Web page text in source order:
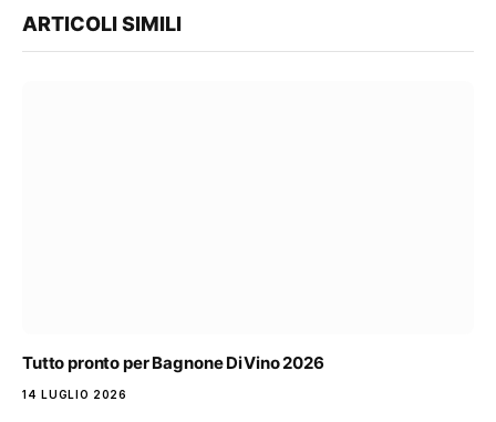
ARTICOLI SIMILI
Tutto pronto per Bagnone DiVino 2026
14 LUGLIO 2026